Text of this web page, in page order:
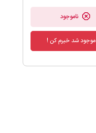
ناموجود
موجود شد خبرم کن !